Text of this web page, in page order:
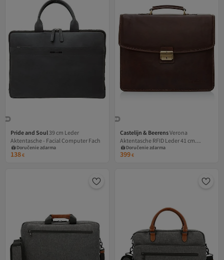
Pride and Soul 39 cm Leder
Aktentasche - Facial Computer Fach
Doručenie zdarma
138€
Castelijn & BeerensVerona
Aktentasche RFID Leder 41 cm
Laptopfach
Doručenie zdarma
399€